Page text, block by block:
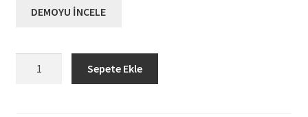
DEMOYU İNCELE
Sepete Ekle